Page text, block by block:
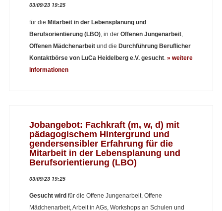
03/09/23 19:25
für die Mitarbeit in der Lebensplanung und
Berufsorientierung (LBO), in der Offenen Jungenarbeit,
Offenen Mädchenarbeit und die Durchführung Beruflicher
Kontaktbörse von LuCa Heidelberg e.V. gesucht. » weitere
Informationen
Jobangebot: Fachkraft (m, w, d) mit
pädagogischem Hintergrund und
gendersensibler Erfahrung für die
Mitarbeit in der Lebensplanung und
Berufsorientierung (LBO)
03/09/23 19:25
Gesucht wird für die Offene Jungenarbeit, Offene
Mädchenarbeit, Arbeit in AGs, Workshops an Schulen und